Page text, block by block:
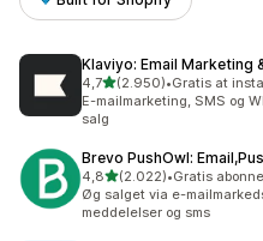
Klaviyo: Email Marketing
4,7ud af 5 stjerner
(2.950)
2950 anmeldelser i alt
•Gratis at
E-mailmarketing, SMS og
salg
Brevo PushOwl:
4,8ud af 5 stjerner
(2.022)
2022 anmeldelser i alt
•Gratis
Øg salget via e-
meddelelser og sms